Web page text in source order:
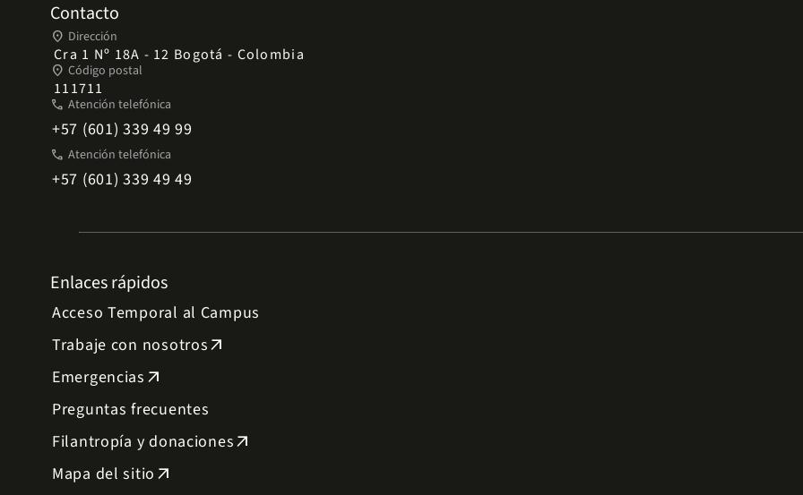
Contacto
place Dirección
Cra 1 Nº 18A - 12 Bogotá - Colombia
place Código postal
111711
phone Atención telefónica
+57 (601) 339 49 99
phone Atención telefónica
+57 (601) 339 49 49
Enlaces rápidos
Acceso Temporal al Campus
Trabaje con nosotrosarrow_outward
Emergencias arrow_outward
Preguntas frecuentes
Filantropía y donacionesarrow_outward
Mapa del sitio arrow_outward